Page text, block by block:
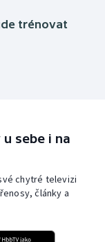
trénovat
sebe i na
chytré televizi
články a